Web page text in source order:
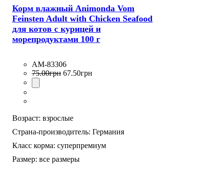
Корм влажный Animonda Vom
Feinsten Adult with Chicken Seafood
для котов с курицей и
морепродуктами 100 г
AM-83306
75.00грн 67.50грн
Возраст: взрослые
Страна-производитель: Германия
Класс корма: суперпремиум
Размер: все размеры